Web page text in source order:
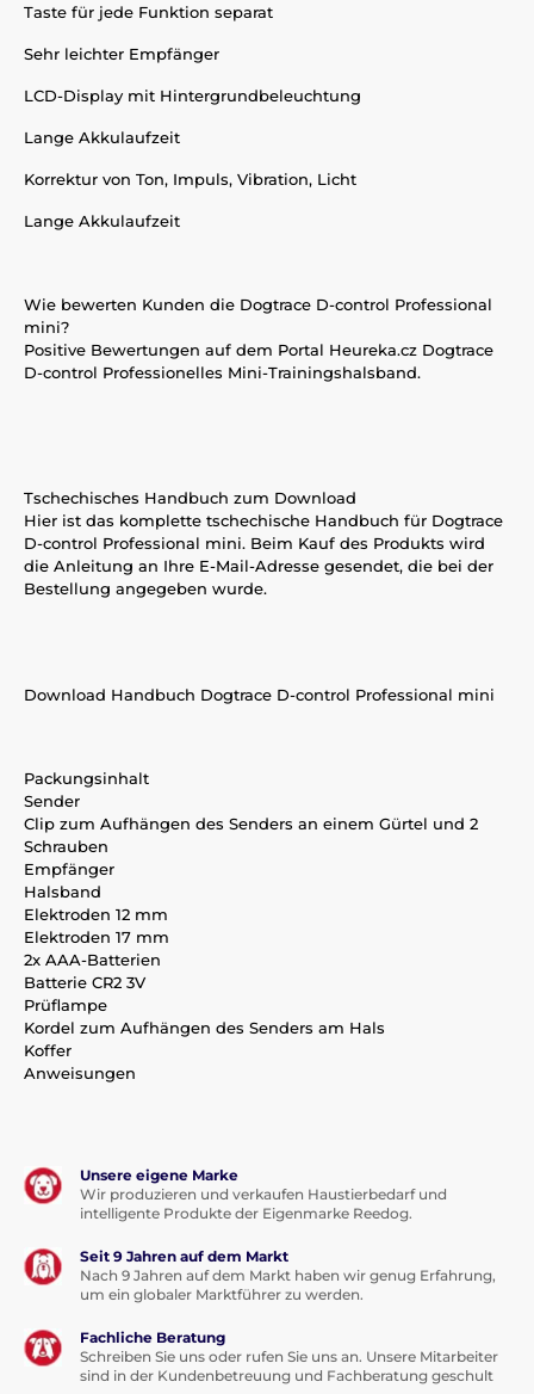
Taste für jede Funktion separat
Sehr leichter Empfänger
LCD-Display mit Hintergrundbeleuchtung
Lange Akkulaufzeit
Korrektur von Ton, Impuls, Vibration, Licht
Lange Akkulaufzeit
Wie bewerten Kunden die Dogtrace D-control Professional
mini?
Positive Bewertungen auf dem Portal Heureka.cz Dogtrace
D-control Professionelles Mini-Trainingshalsband.
Tschechisches Handbuch zum Download
Hier ist das komplette tschechische Handbuch für Dogtrace
D-control Professional mini. Beim Kauf des Produkts wird
die Anleitung an Ihre E-Mail-Adresse gesendet, die bei der
Bestellung angegeben wurde.
Download Handbuch Dogtrace D-control Professional mini
Packungsinhalt
Sender
Clip zum Aufhängen des Senders an einem Gürtel und 2
Schrauben
Empfänger
Halsband
Elektroden 12 mm
Elektroden 17 mm
2x AAA-Batterien
Batterie CR2 3V
Prüflampe
Kordel zum Aufhängen des Senders am Hals
Koffer
Anweisungen
Unsere eigene Marke
Wir produzieren und verkaufen Haustierbedarf und
intelligente Produkte der Eigenmarke Reedog.
Seit 9 Jahren auf dem Markt
Nach 9 Jahren auf dem Markt haben wir genug Erfahrung,
um ein globaler Marktführer zu werden.
Fachliche Beratung
Schreiben Sie uns oder rufen Sie uns an. Unsere Mitarbeiter
sind in der Kundenbetreuung und Fachberatung geschult